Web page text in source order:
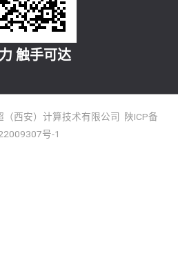
触手可达
西安）计算技术有限公司 陕ICP备
号-1